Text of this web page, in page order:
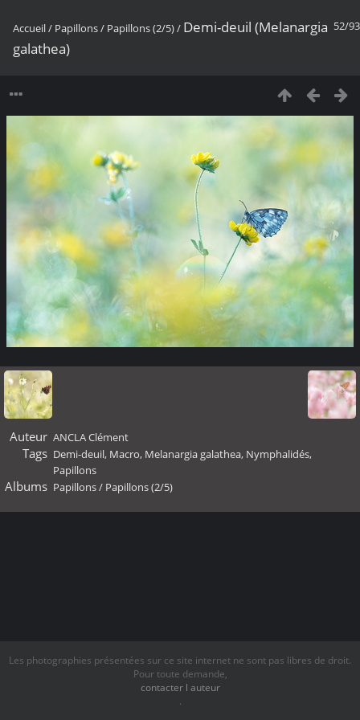
52/93
Accueil/ Papillons/ Papillons (2/5)/ Demi-deuil (Melanargia
galathea)
Auteur ANCLA Clément
Tags Demi-deuil, Macro, Melanargia galathea, Nymphalidés,
Papillons
Albums Papillons/ Papillons (2/5)
Les photographies présentées sur ce site internet ne sont pas libres de droit.
Pour toute demande,
contacter l auteur
.